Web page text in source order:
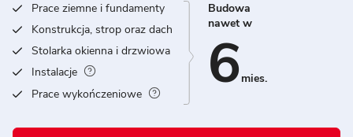
Prace ziemne i fundamenty
Konstrukcja, strop oraz dach
Stolarka okienna i drzwiowa
Instalacje
Prace wykończeniowe
Budowa
nawet w
6 mies.